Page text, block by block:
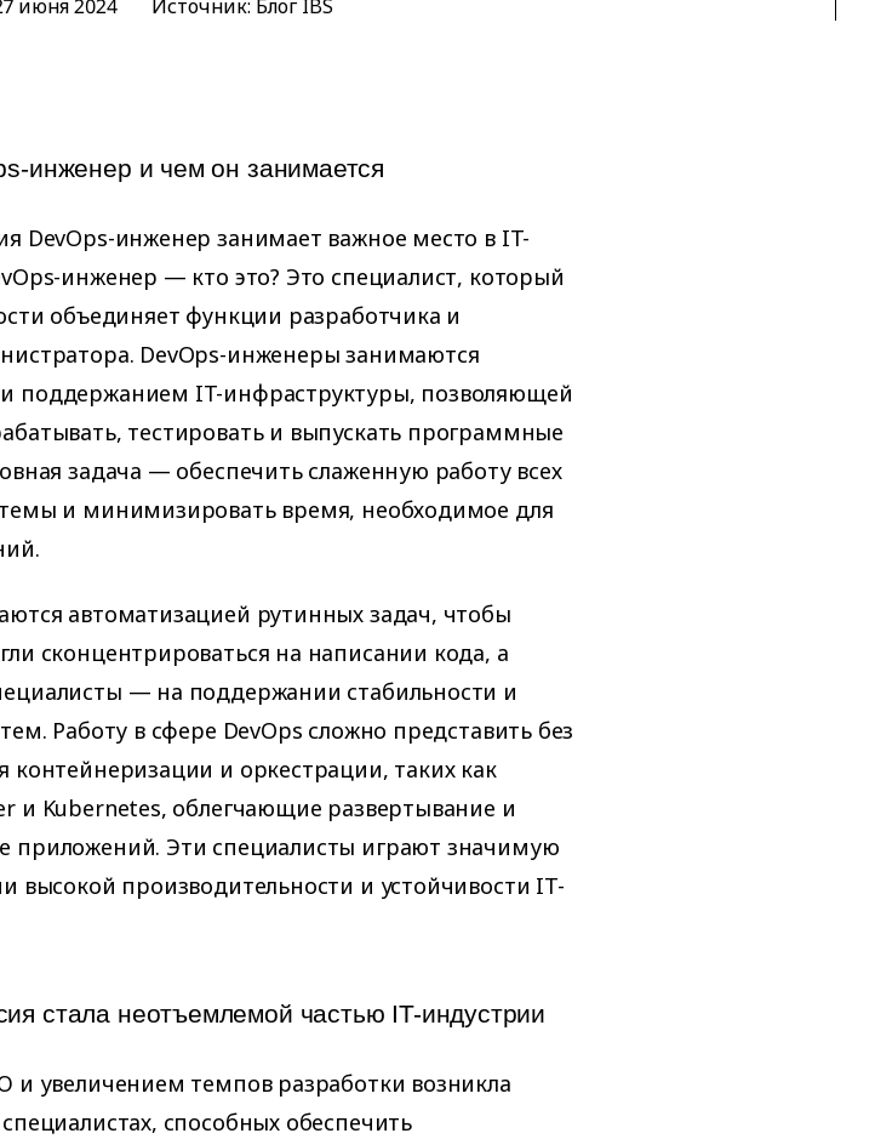
июня 2024 Источник: Блог IBS
инженер и чем он занимается
DevOps-инженер занимает важное место в IT-
инженер — кто это? Это специалист, который
объединяет функции разработчика и
DevOps-инженеры занимаются
поддержанием IT-инфраструктуры, позволяющей
тестировать и выпускать программные
задача — обеспечить слаженную работу всех
и минимизировать время, необходимое для
автоматизацией рутинных задач, чтобы
сконцентрироваться на написании кода, а
— на поддержании стабильности и
Работу в сфере DevOps сложно представить без
контейнеризации и оркестрации, таких как
и Kubernetes, облегчающие развертывание и
приложений. Эти специалисты играют значимую
высокой производительности и устойчивости IT-
стала неотъемлемой частью IT-индустрии
и увеличением темпов разработки возникла
способных обеспечить